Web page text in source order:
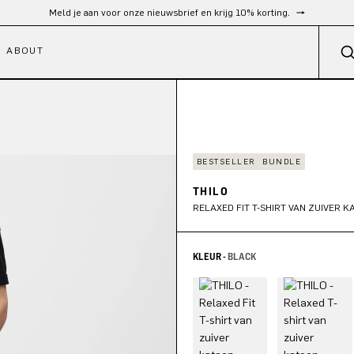
Gratis verzending vanaf €300
ABOUT
BESTSELLER BUNDLE
THILO
RELAXED FIT T-SHIRT VAN ZUIVER
KLEUR -BLACK